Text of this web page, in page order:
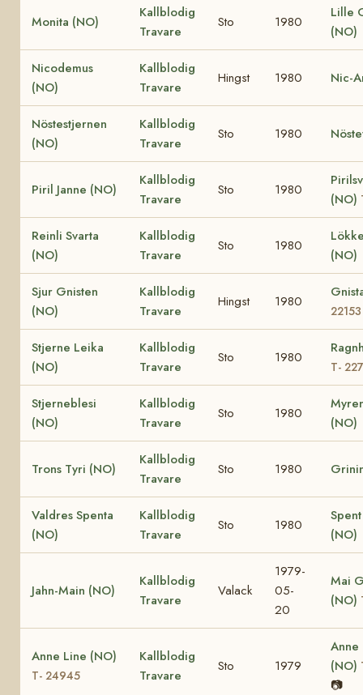
Monita (NO)
Kallblodig
Travare
Sto 1980
Lille
(NO)
Nicodemus
(NO)
Kallblodig
Travare
Hingst 1980 Nic-
Nöstestjernen
(NO)
Kallblodig
Travare
Sto 1980
Piril Janne (NO)
Kallblodig
Travare
Sto 1980
(NO)
Reinli Svarta
(NO)
Kallblodig
Travare
Sto 1980
(NO)
Sjur Gnisten
(NO)
Kallblodig
Travare
Hingst 1980
22153
Stjerne Leika
(NO)
Kallblodig
Travare
Sto 1980
T-
Stjerneblesi
(NO)
Kallblodig
Travare
Sto 1980
(NO)
Trons Tyri (NO)
Kallblodig
Travare
Sto 1980
Valdres Spenta
(NO)
Kallblodig
Travare
Sto 1980
(NO)
Jahn-Main (NO)
Kallblodig
Travare
Valack
1979-
05-
20
Mai
(NO)
Anne Line (NO)
T- 24945
Kallblodig
Travare
Sto 1979
Anne
(NO)
📷